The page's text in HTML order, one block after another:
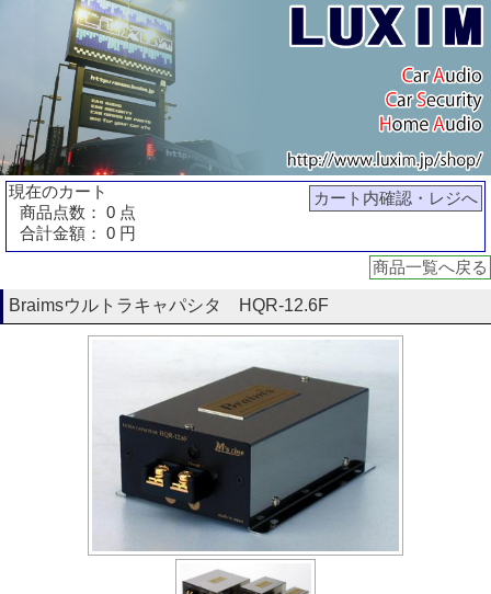
カート内確認・レジへ
現在のカート
商品点数： 0 点
合計金額： 0 円
商品一覧へ戻る
Braimsウルトラキャパシタ HQR-12.6F